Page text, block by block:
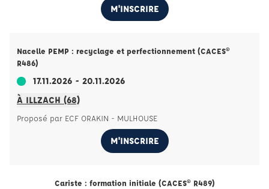
M'INSCRIRE
Nacelle PEMP : recyclage et perfectionnement (CACES®
R486)
17.11.2026 - 20.11.2026
À ILLZACH (68)
Proposé par ECF ORAKIN - MULHOUSE
M'INSCRIRE
Cariste : formation initiale (CACES® R489)